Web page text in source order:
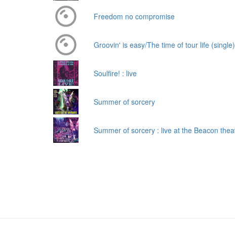
Freedom no compromise
Groovin' is easy/The time of tour life (single)
Soulfire! : live
Summer of sorcery
Summer of sorcery : live at the Beacon